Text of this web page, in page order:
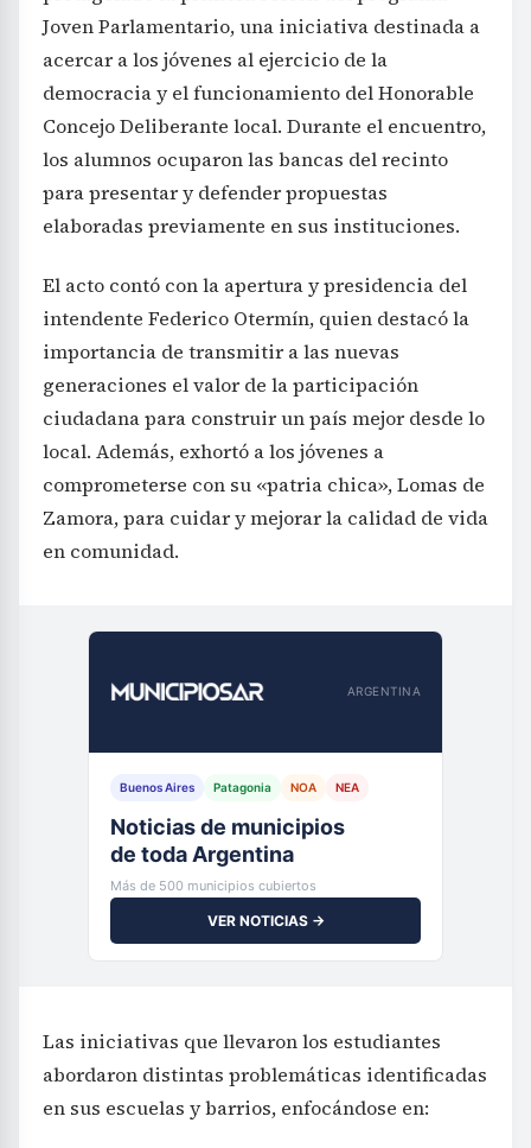
Joven Parlamentario, una iniciativa destinada a
acercar a los jóvenes al ejercicio de la
democracia y el funcionamiento del Honorable
Concejo Deliberante local. Durante el encuentro,
los alumnos ocuparon las bancas del recinto
para presentar y defender propuestas
elaboradas previamente en sus instituciones.
El acto contó con la apertura y presidencia del
intendente Federico Otermín, quien destacó la
importancia de transmitir a las nuevas
generaciones el valor de la participación
ciudadana para construir un país mejor desde lo
local. Además, exhortó a los jóvenes a
comprometerse con su «patria chica», Lomas de
Zamora, para cuidar y mejorar la calidad de vida
en comunidad.
ARGENTINA
Buenos Aires Patagonia NOA NEA
Noticias de municipios
de toda Argentina
Más de 500 municipios cubiertos
VER NOTICIAS →
Las iniciativas que llevaron los estudiantes
abordaron distintas problemáticas identificadas
en sus escuelas y barrios, enfocándose en: